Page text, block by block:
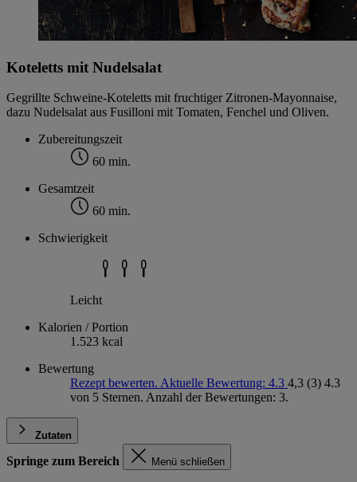
Koteletts mit Nudelsalat
Gegrillte Schweine-Koteletts mit fruchtiger Zitronen-Mayonnaise,
dazu Nudelsalat aus Fusilloni mit Tomaten, Fenchel und Oliven.
Zubereitungszeit
60 min.
Gesamtzeit
60 min.
Schwierigkeit
Leicht
Kalorien / Portion
1.523 kcal
Bewertung
Rezept bewerten. Aktuelle Bewertung: 4.3 4,3 (3) 4.3
von 5 Sternen. Anzahl der Bewertungen: 3.
Zutaten
Springe zum Bereich Menü schließen